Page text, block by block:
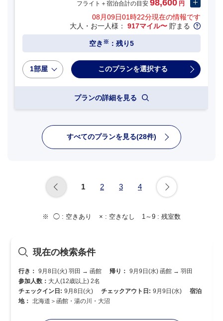
フライト＋宿泊合計の目安 98,600 円
08月09日01時22分現在の情報です
大人・お一人様： 917マイル〜 貯まる
空き ※ ：残り5
1部屋
プランの詳細を見る
すべてのプランを見る(28件)
1 2 3 4
◯ : 空きあり × : 空きなし 1～9 : 残室数
現在の検索条件
行き： 9月8日(火) 羽田 → 函館 帰り： 9月9日(水) 函館 → 羽田
参加人数： 大人(12歳以上) 2名
チェックイン日: 9月8日(火) チェックアウト日: 9月9日(水)
宿泊
地： 北海道＞函館・湯の川・大沼